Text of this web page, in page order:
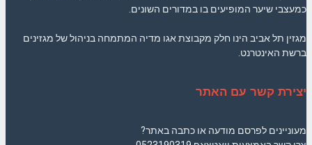
כמעצבי שיער המופיעים בו במדורים השונים.
מגזין תל אביב הינו חלק מקבוצת אגו מדיה המתמחה בניהול של מגזינים
ברשת האינטרנט.
יצירת קשר עם האתר
מעוניינים לפרסם מודעה או כתבה באתר?